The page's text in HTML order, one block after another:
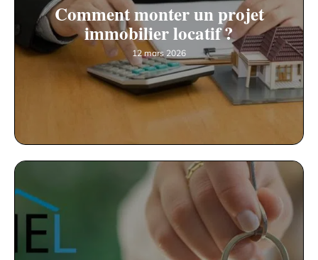
Comment monter un projet
immobilier locatif ?
12 mars 2026